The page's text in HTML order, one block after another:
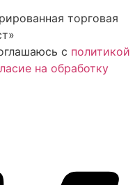
торговая
с политикой
на обработку